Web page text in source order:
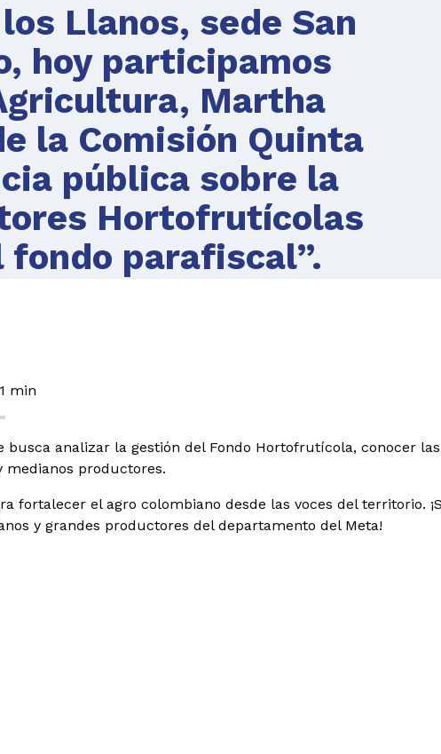
Llanos, sede San
hoy participamos
Martha
la Comisión Quinta
pública sobre la
Hortofrutícolas
parafiscal”.
min
busca analizar la gestión del Fondo Hortofrutícola, conocer
medianos productores.
fortalecer el agro colombiano desde las voces del territorio.
y grandes productores del departamento del Meta!